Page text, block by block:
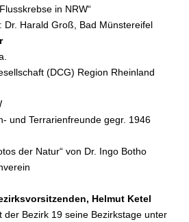
in NRW“
Groß, Bad Münstereifel
(DCG) Region Rheinland
und Terrarienfreunde gegr. 1946
der Natur“ von Dr. Ingo Botho
Helmut Ketel
der Bezirk 19 seine Bezirkstage unter